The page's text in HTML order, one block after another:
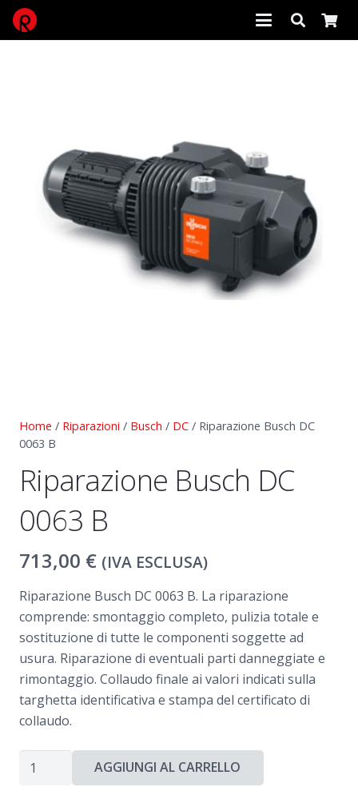
Home / Riparazioni / Busch / DC / Riparazione Busch DC
0063 B
Riparazione Busch DC
0063 B
713,00 € (IVA ESCLUSA)
Riparazione Busch DC 0063 B. La riparazione
comprende: smontaggio completo, pulizia totale e
sostituzione di tutte le componenti soggette ad
usura. Riparazione di eventuali parti danneggiate e
rimontaggio. Collaudo finale ai valori indicati sulla
targhetta identificativa e stampa del certificato di
collaudo.
Riparazione
AGGIUNGI AL CARRELLO